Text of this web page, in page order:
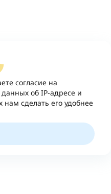
согласие на
об IP-адресе и
сделать его удобнее